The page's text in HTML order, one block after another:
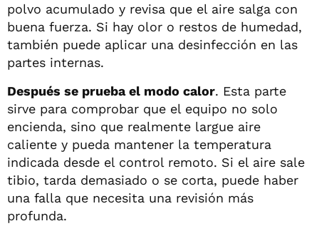
polvo acumulado y revisa que el aire salga con
buena fuerza. Si hay olor o restos de humedad,
también puede aplicar una desinfección en las
partes internas.
Después se prueba el modo calor. Esta parte
sirve para comprobar que el equipo no solo
encienda, sino que realmente largue aire
caliente y pueda mantener la temperatura
indicada desde el control remoto. Si el aire sale
tibio, tarda demasiado o se corta, puede haber
una falla que necesita una revisión más
profunda.